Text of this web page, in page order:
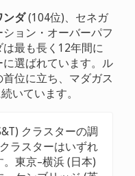
ンダ(104位)、セネガ
ョン・オーバーパフ
最も長く12年間に
選ばれています。ル
位に立ち、マダガス
いています。
クラスターの調
ラスターはいずれ
東京–横浜 (日本)